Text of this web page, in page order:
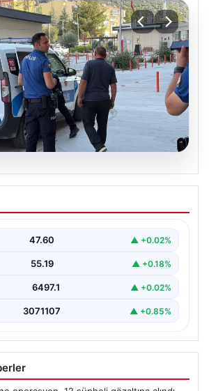
kanlı bitti: Baba ve
47.60 ▲ +0.02%
55.19 ▲ +0.18%
6497.1 ▲ +0.02%
3071107 ▲ +0.85%